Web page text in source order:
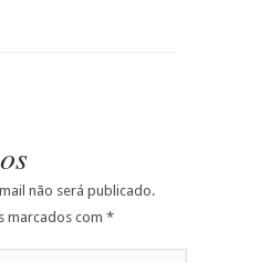
não será publicado.
marcados com *